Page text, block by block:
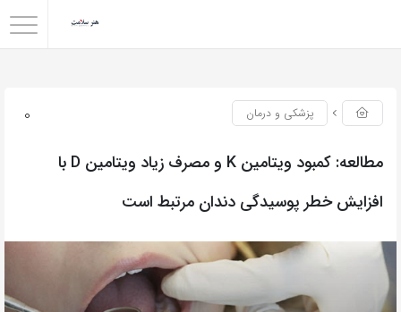
0 پزشکی و درمان
مطالعه: کمبود ویتامین K و مصرف زیاد ویتامین D با
افزایش خطر پوسیدگی دندان مرتبط است